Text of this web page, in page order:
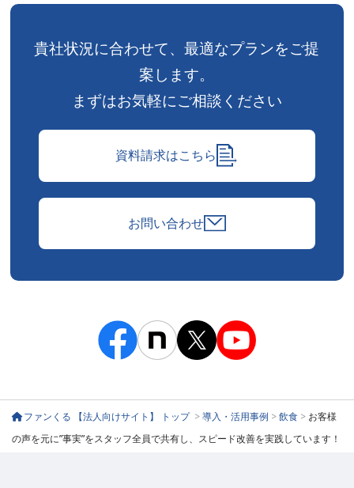
貴社状況に合わせて、最適なプランをご提
案します。
まずはお気軽にご相談ください
資料請求はこちら
お問い合わせ
ファンくる 【法人向けサイト】 トップ >導入・活用事例 >飲食 > お客様
の声を元に”事実”をスタッフ全員で共有し、スピード改善を実践しています！